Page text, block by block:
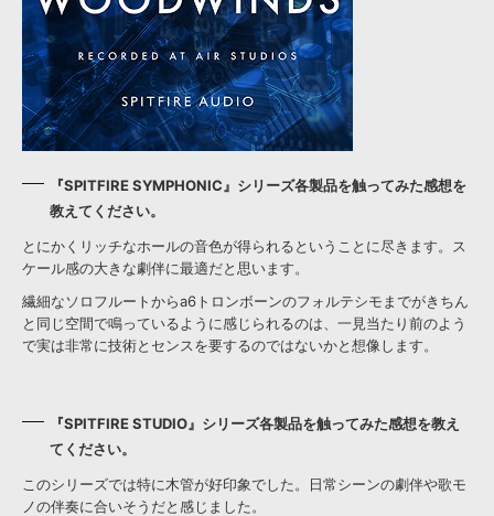
『SPITFIRE SYMPHONIC』シリーズ各製品を触ってみた感想を
教えてください。
とにかくリッチなホールの音色が得られるということに尽きます。ス
ケール感の大きな劇伴に最適だと思います。
繊細なソロフルートからa6トロンボーンのフォルテシモまでがきちん
と同じ空間で鳴っているように感じられるのは、一見当たり前のよう
で実は非常に技術とセンスを要するのではないかと想像します。
『SPITFIRE STUDIO』シリーズ各製品を触ってみた感想を教え
てください。
このシリーズでは特に木管が好印象でした。日常シーンの劇伴や歌モ
ノの伴奏に合いそうだと感じました。